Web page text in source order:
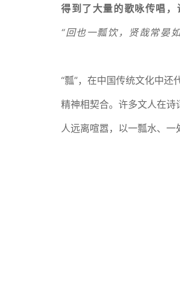
得到了大量的歌咏传唱，
“回也一瓢饮，贤哉常晏
“瓢”，在中国传统文化中
精神相契合。许多文人在诗
人远离喧嚣，以一瓢水、一